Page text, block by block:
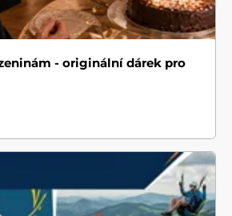
- originální dárek pro